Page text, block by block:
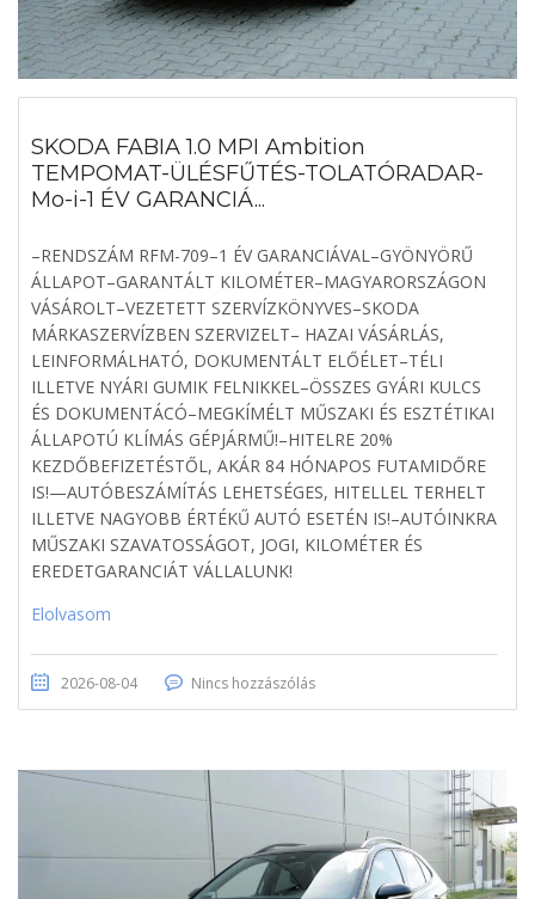
SKODA FABIA 1.0 MPI Ambition
TEMPOMAT-ÜLÉSFŰTÉS-TOLATÓRADAR-
Mo-i-1 ÉV GARANCIÁ...
–RENDSZÁM RFM-709–1 ÉV GARANCIÁVAL–GYÖNYÖRŰ
ÁLLAPOT–GARANTÁLT KILOMÉTER–MAGYARORSZÁGON
VÁSÁROLT–VEZETETT SZERVÍZKÖNYVES–SKODA
MÁRKASZERVÍZBEN SZERVIZELT– HAZAI VÁSÁRLÁS,
LEINFORMÁLHATÓ, DOKUMENTÁLT ELŐÉLET–TÉLI
ILLETVE NYÁRI GUMIK FELNIKKEL–ÖSSZES GYÁRI KULCS
ÉS DOKUMENTÁCÓ–MEGKÍMÉLT MŰSZAKI ÉS ESZTÉTIKAI
ÁLLAPOTÚ KLÍMÁS GÉPJÁRMŰ!–HITELRE 20%
KEZDŐBEFIZETÉSTŐL, AKÁR 84 HÓNAPOS FUTAMIDŐRE
IS!—AUTÓBESZÁMÍTÁS LEHETSÉGES, HITELLEL TERHELT
ILLETVE NAGYOBB ÉRTÉKŰ AUTÓ ESETÉN IS!–AUTÓINKRA
MŰSZAKI SZAVATOSSÁGOT, JOGI, KILOMÉTER ÉS
EREDETGARANCIÁT VÁLLALUNK!
Elolvasom
2026-08-04 Nincs hozzászólás